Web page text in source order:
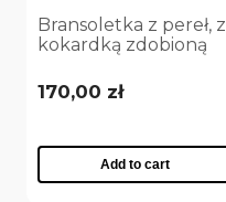
Bransoletka z pereł, z
kokardką zdobioną
Princess Collection
(B25/NUT/09AG)
170,00 zł
Add to cart